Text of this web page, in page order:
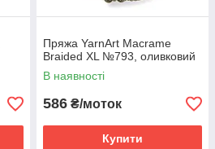
Пряжа YarnArt Macrame
Braided XL №793, оливковий
В наявності
586 ₴/моток
Купити